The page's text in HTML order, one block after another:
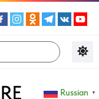
Russian ▼